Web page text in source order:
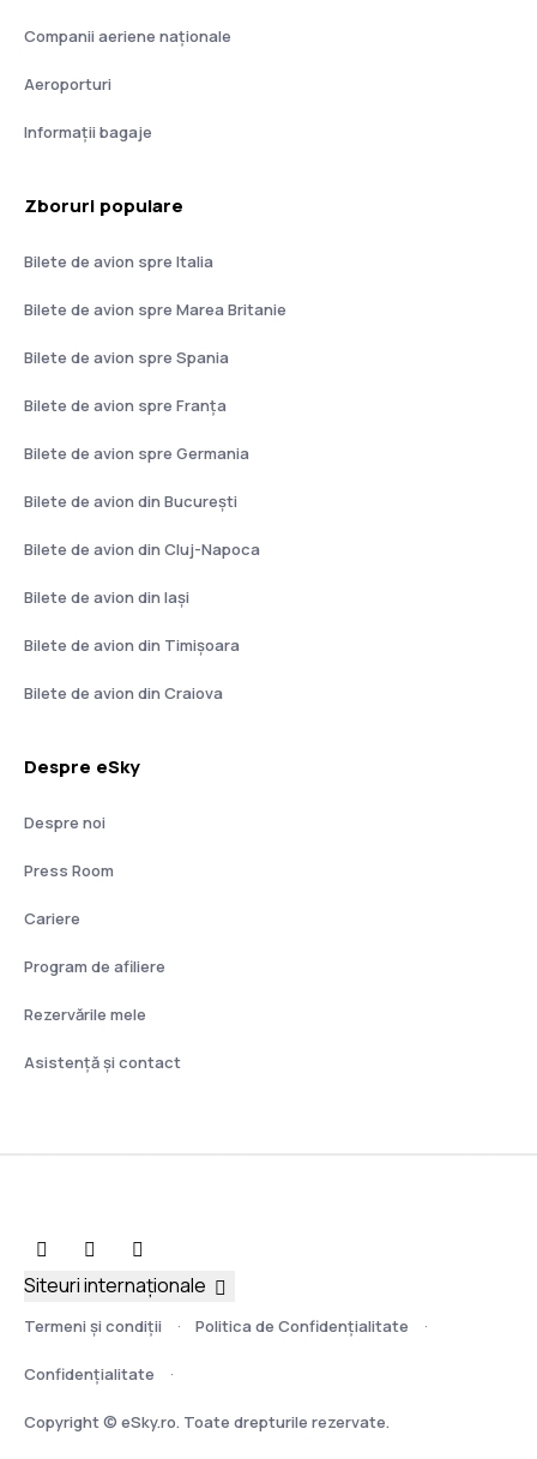
Companii aeriene naţionale
Aeroporturi
Informații bagaje
Zboruri populare
Bilete de avion spre Italia
Bilete de avion spre Marea Britanie
Bilete de avion spre Spania
Bilete de avion spre Franţa
Bilete de avion spre Germania
Bilete de avion din București
Bilete de avion din Cluj-Napoca
Bilete de avion din Iași
Bilete de avion din Timișoara
Bilete de avion din Craiova
Despre eSky
Despre noi
Press Room
Cariere
Program de afiliere
Rezervările mele
Asistenţă şi contact
Termeni şi condiţii Politica de Confidențialitate
Confidențialitate
Copyright © eSky.ro. Toate drepturile rezervate.
Siteuri internaționale